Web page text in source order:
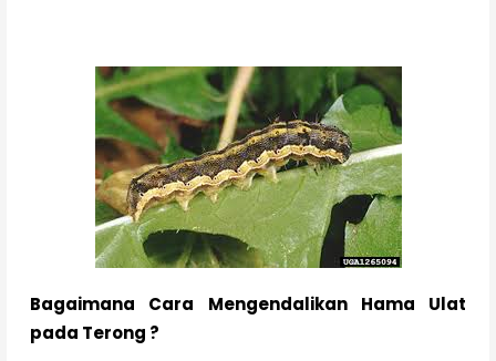
Bagaimana Cara Mengendalikan Hama Ulat
pada Terong ?